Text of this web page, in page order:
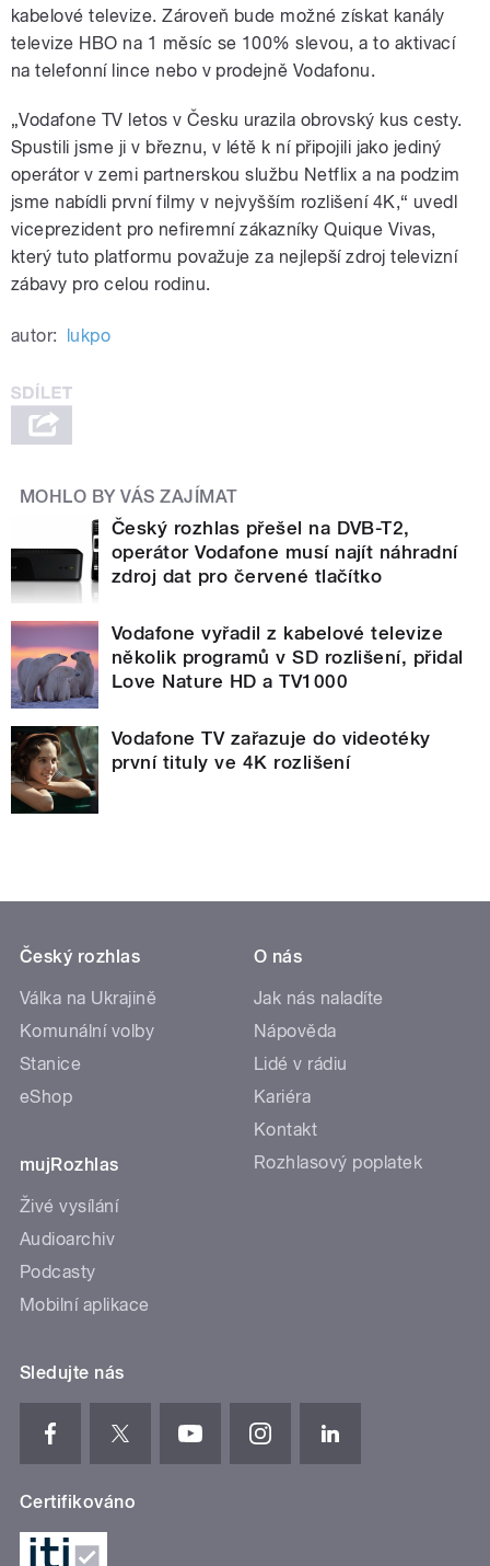
kabelové televize. Zároveň bude možné získat kanály
televize HBO na 1 měsíc se 100% slevou, a to aktivací
na telefonní lince nebo v prodejně Vodafonu.
„Vodafone TV letos v Česku urazila obrovský kus cesty.
Spustili jsme ji v březnu, v létě k ní připojili jako jediný
operátor v zemi partnerskou službu Netflix a na podzim
jsme nabídli první filmy v nejvyšším rozlišení 4K,“ uvedl
viceprezident pro nefiremní zákazníky Quique Vivas,
který tuto platformu považuje za nejlepší zdroj televizní
zábavy pro celou rodinu.
autor: lukpo
MOHLO BY VÁS ZAJÍMAT
Český rozhlas přešel na DVB-T2,
operátor Vodafone musí najít náhradní
zdroj dat pro červené tlačítko
Vodafone vyřadil z kabelové televize
několik programů v SD rozlišení, přidal
Love Nature HD a TV1000
Vodafone TV zařazuje do videotéky
první tituly ve 4K rozlišení
Český rozhlas
Válka na Ukrajině
Komunální volby
Stanice
eShop
mujRozhlas
Živé vysílání
Audioarchiv
Podcasty
Mobilní aplikace
O nás
Jak nás naladíte
Nápověda
Lidé v rádiu
Kariéra
Kontakt
Rozhlasový poplatek
Sledujte nás
Certifikováno